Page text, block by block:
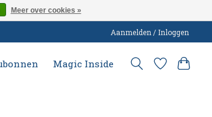
Aanmelden / Inloggen
Magic Inside
Meer over cookies »